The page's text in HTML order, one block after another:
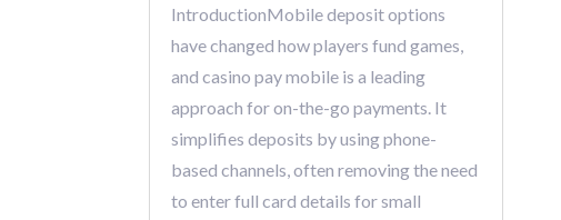
IntroductionMobile deposit options
have changed how players fund games,
and casino pay mobile is a leading
approach for on-the-go payments. It
simplifies deposits by using phone-
based channels, often removing the need
to enter full card details for small